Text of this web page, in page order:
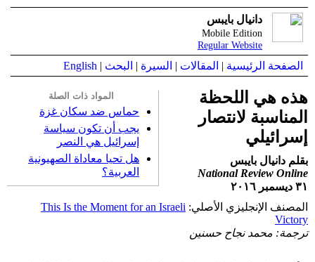
دانيال بايبس
Mobile Edition
Regular Website
الصفحة الرئيسية | المقالات | السيرة | البحث |
English
المواد ذات الصلة
حماس ضد سكان غزة
يجب أن تكون سياسة
إسرائيل هي النصر
هل تحيا معاداة الصهيونية
العربية؟
هذه هي اللحظة
المناسبة لانتصار
إسرائيلي
بقلم دانيال بايبس
National Review Online
٣١ ديسمبر ٢٠١٦
المصنف الإنجليزي الأصلي: This Is the Moment for an Israeli
Victory
ترجمة: محمد نجاح حسنين